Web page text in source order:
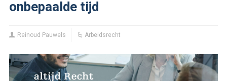
onbepaalde tijd
Reinoud Pauwels Arbeidsrecht